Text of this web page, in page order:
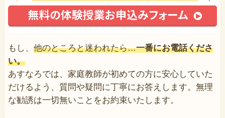
もし、 他のところと迷われたら…一番にお電話くださ
い。
あすなろでは、家庭教師が初めての方に安心していた
だけるよう、質問や疑問に丁寧にお答えします。無理
な勧誘は一切無いことをお約束いたします。